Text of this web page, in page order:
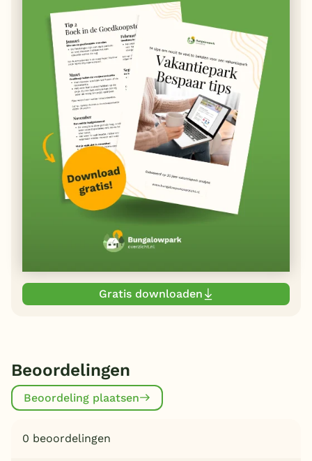
Gratis downloaden
Beoordelingen
Beoordeling plaatsen
0 beoordelingen